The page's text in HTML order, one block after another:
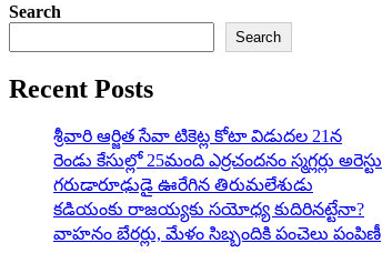
Search
Search
Recent Posts
శ్రీవారి ఆర్జిత సేవా టికెట్ల కోటా విడుదల 21న
రెండు కేసుల్లో 25మంది ఎర్రచందనం స్మగ్లర్లు అరెస్టు
గరుడారూఢుడై ఊరేగిన తిరుమలేశుడు
కడియంకు రాజయ్యకు సయోధ్య కుదిరినట్టేనా?
వాహ‌నం బేర‌ర్లు, మేళం సిబ్బందికి పంచెలు పంపిణీ